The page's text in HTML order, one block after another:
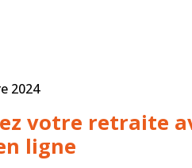
2024
votre retraite
ligne